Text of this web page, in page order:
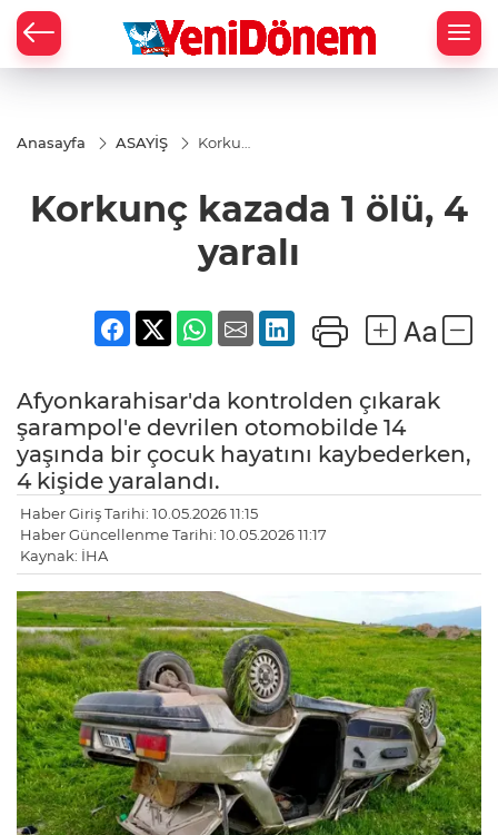
Anasayfa ASAYİŞ
Korkunç
yaralı
Korkunç kazada 1 ölü, 4
yaralı
Afyonkarahisar'da kontrolden çıkarak
şarampol'e devrilen otomobilde 14
yaşında bir çocuk hayatını kaybederken,
4 kişide yaralandı.
Haber Giriş Tarihi: 10.05.2026 11:15
Haber Güncellenme Tarihi: 10.05.2026 11:17
Kaynak: İHA